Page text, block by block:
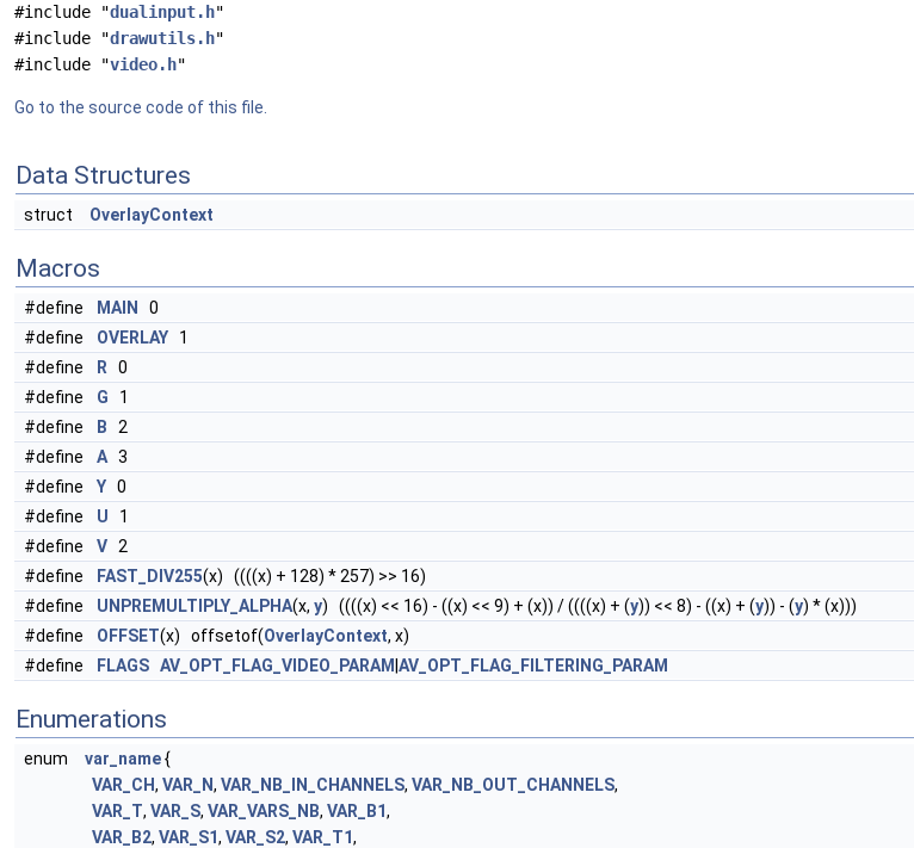
#include "dualinput.h"
#include "drawutils.h"
#include "video.h"
Go to the source code of this file.
Data Structures
struct OverlayContext
Macros
#define MAIN
0
#define
OVERLAY 1
#define
R 0
#define
G 1
#define
B 2
#define
A 3
#define
Y 0
#define
U 1
#define
V 2
#define
FAST_DIV255(x) ((((x) + 128) * 257) >> 16)
#define
UNPREMULTIPLY_ALPHA(x, y) ((((x) << 16) - ((x) << 9) + (x)) / ((((x) + (y)) << 8) - ((x) + (y)) - (y) * (x)))
#define
OFFSET(x) offsetof(OverlayContext, x)
#define
FLAGS AV_OPT_FLAG_VIDEO_PARAM AV_OPT_FLAG_FILTERING_PARAM
Enumerations
enum var_name{
VAR_CH, VAR_N, VAR_NB_IN_CHANNELS, VAR_NB_OUT_CHANNELS,
VAR_T, VAR_S, VAR_VARS_NB, VAR_B1,
VAR_B2, VAR_S1, VAR_S2, VAR_T1,